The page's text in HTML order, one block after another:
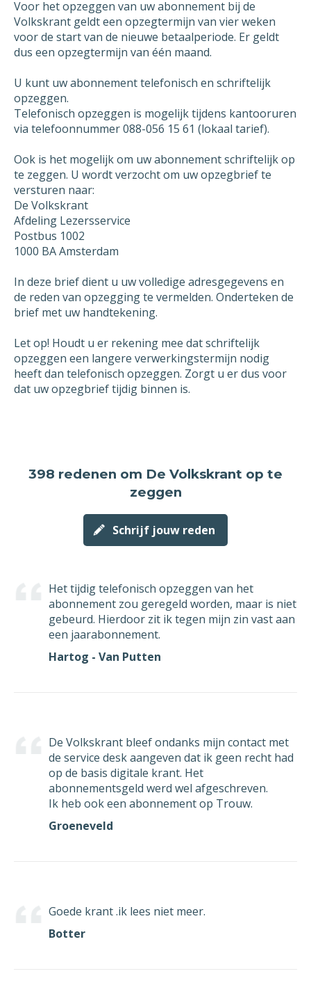
[opmerking]
De incassomachtiging ten laste van mijn
rekeningnummer die ik aan u verstrekt heb bij
logischerwijs ook per 9 augustus 2026 laten
vervallen.
Ik ontvang graag een schriftelijke bevestiging
kunt deze opzegging versturen naar [email] of
per post.
Indien mijn contract niet per 9 augustus 2026
opgezegd kan worden omdat dit niet volgens
mijn contract mogelijk is, dan wil ik graag de
vroegst mogelijke datum waarop mijn
abonnement wel beëindigd kan worden als
datum van opzegging opgeven. In de
schriftelijke bevestiging die u mij stuurt van
de opzegging zou ik in dat geval graag
melding willen van deze vroegst mogelijke
datum is waarop mijn abonnement beëindigd
wordt.
Voor het opzeggen van uw abonnement bij de
Volkskrant geldt een opzegtermijn van vier weken
voor de start van de nieuwe betaalperiode. Er geldt
dus een opzegtermijn van één maand.
U kunt uw abonnement telefonisch en schriftelijk
opzeggen.
Telefonisch opzeggen is mogelijk tijdens kantooruren
via telefoonnummer 088-056 15 61 (lokaal tarief).
Ook is het mogelijk om uw abonnement schriftelijk op
te zeggen. U wordt verzocht om uw opzegbrief te
versturen naar:
De Volkskrant
Afdeling Lezersservice
Postbus 1002
1000 BA Amsterdam
In deze brief dient u uw volledige adresgegevens en
de reden van opzegging te vermelden. Onderteken de
brief met uw handtekening.
Let op! Houdt u er rekening mee dat schriftelijk
opzeggen een langere verwerkingstermijn nodig
heeft dan telefonisch opzeggen. Zorgt u er dus voor
dat uw opzegbrief tijdig binnen is.
398 redenen om De Volkskrant op te
zeggen
Schrijf jouw reden
Het tijdig telefonisch opzeggen van het
abonnement zou geregeld worden, maar is niet
gebeurd. Hierdoor zit ik tegen mijn zin vast aan
een jaarabonnement.
Hartog - Van Putten
De Volkskrant bleef ondanks mijn contact met
de service desk aangeven dat ik geen recht had
op de basis digitale krant. Het
abonnementsgeld werd wel afgeschreven.
Ik heb ook een abonnement op Trouw.
Groeneveld
Goede krant .ik lees niet meer.
Botter